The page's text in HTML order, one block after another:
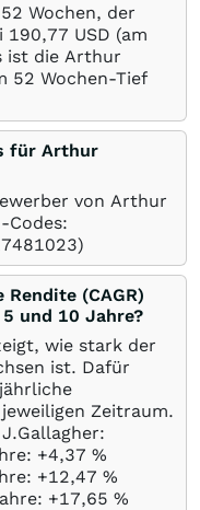
Wochen, der
190,77 USD (am
ist die Arthur
52 Wochen-Tief
für Arthur
von Arthur
Codes:
(CAGR)
und 10 Jahre?
wie stark der
ist. Dafür
Zeitraum.
+4,37 %
+12,47 %
+17,65 %